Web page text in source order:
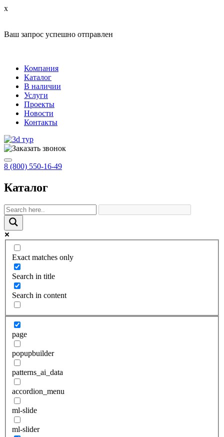
x
Ваш запрос успешно отправлен
Компания
Каталог
В наличии
Услуги
Проекты
Новости
Контакты
8 (800) 550-16-49
Каталог
Exact matches only
Search in title
Search in content
page
popupbuilder
patterns_ai_data
accordion_menu
ml-slide
ml-slider